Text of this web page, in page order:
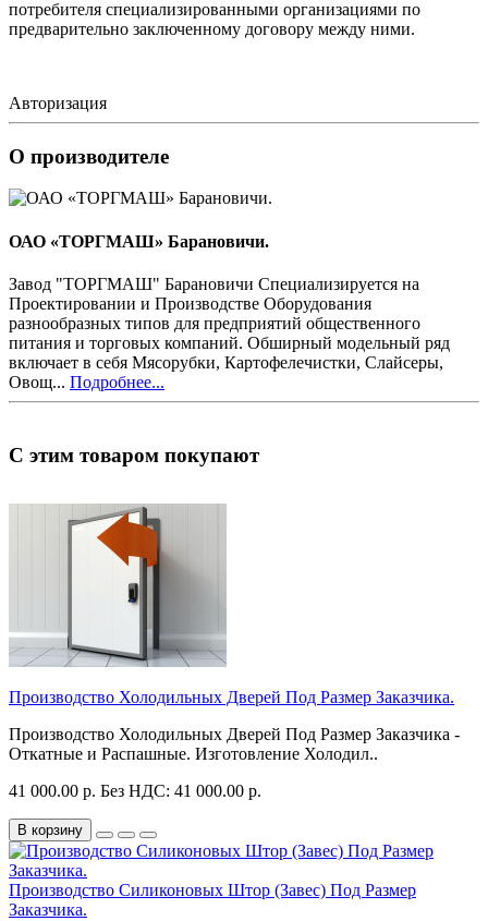
потребителя специализированными организациями по
предварительно заключенному договору между ними.
Авторизация
О производителе
ОАО «ТОРГМАШ» Барановичи.
Завод "ТОРГМАШ" Барановичи Специализируется на
Проектировании и Производстве Оборудования
разнообразных типов для предприятий общественного
питания и торговых компаний. Обширный модельный ряд
включает в себя Мясорубки, Картофелечистки, Слайсеры,
Овощ... Подробнее...
С этим товаром покупают
Производство Холодильных Дверей Под Размер Заказчика.
Производство Холодильных Дверей Под Размер Заказчика -
Откатные и Распашные. Изготовление Холодил..
41 000.00 р. Без НДС: 41 000.00 р.
В корзину
Производство Силиконовых Штор (Завес) Под Размер
Заказчика.